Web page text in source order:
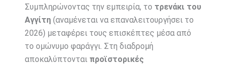
Συμπληρώνοντας την εμπειρία, το τρενάκι του
Αγγίτη(αναμένεται να επαναλειτουργήσει το
2026) μεταφέρει τους επισκέπτες μέσα από
το ομώνυμο φαράγγι. Στη διαδρομή
αποκαλύπτονται προϊστορικές